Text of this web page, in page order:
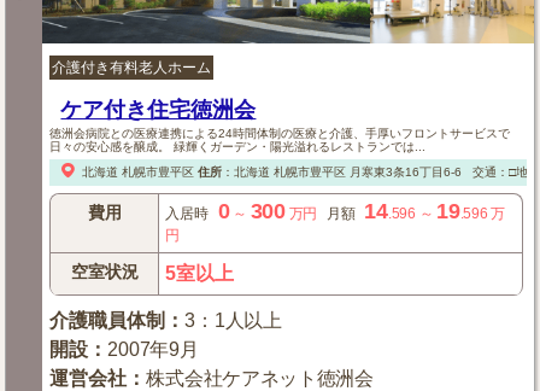
介護付き有料老人ホーム
ケア付き住宅徳洲会
徳洲会病院との医療連携による24時間体制の医療と介護、手厚いフロントサービスで
日々の安心感を醸成。 緑輝くガーデン・陽光溢れるレストランでは...
北海道 札幌市豊平区 住所： 北海道 札幌市豊平区月寒東3条16丁目6-6 交通：□地
費用 入居時 0～ 300 万円 月額 14.596 ～ 19.596 万
円
空室状況 5室以上
介護職員体制 ：3：1人以上
開設 ： 2007年9月
運営会社 ：株式会社ケアネット徳洲会